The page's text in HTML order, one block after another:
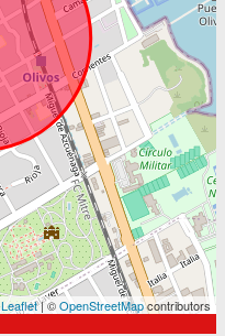
Leaflet| ©OpenStreetMapcontributors